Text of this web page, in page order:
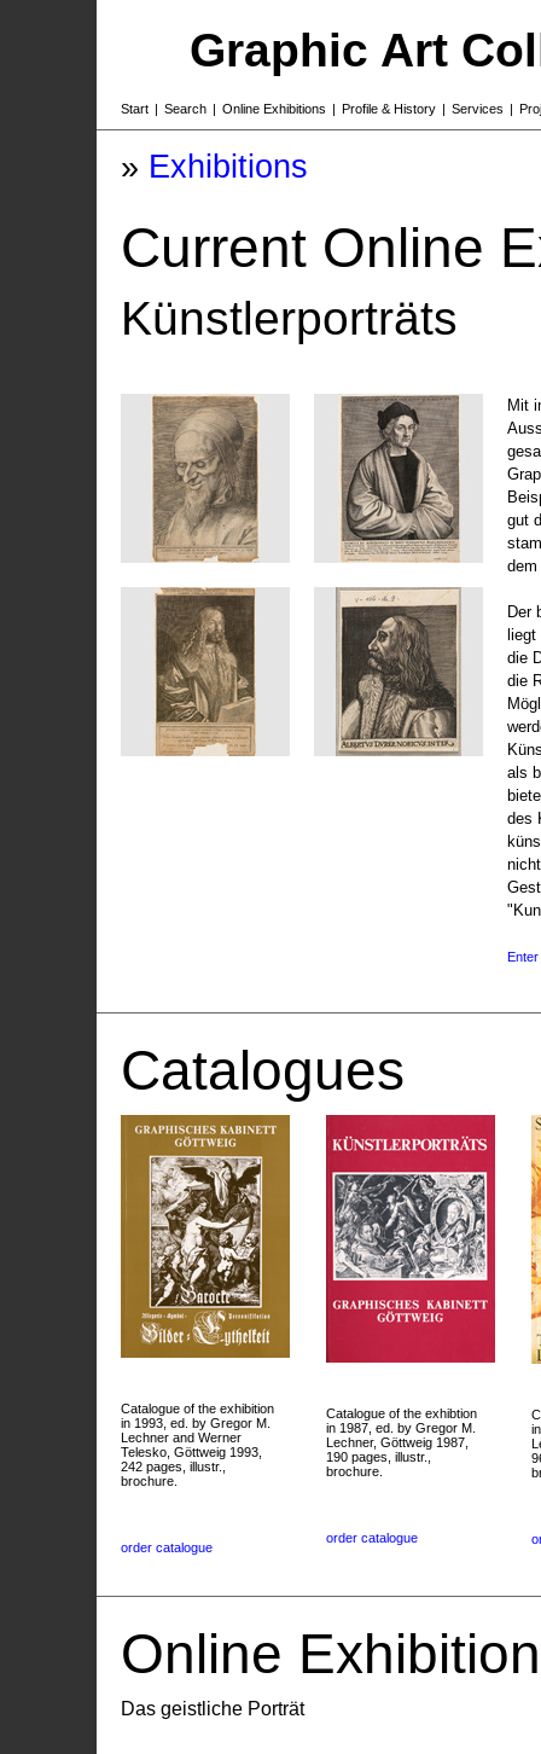
Graphic Art
Start | Search | Online Exhibitions | Profile & History | Services |
» Exhibitions
Current Online
Künstlerporträts
Mit
gut
dem
Der
die
die
als
des
Enter
Catalogues
Catalogue of the exhibition
in 1993, ed. by Gregor M.
Lechner and Werner
Telesko, Göttweig 1993,
242 pages, illustr.,
brochure.
order catalogue
Catalogue of the exhibtion
in 1987, ed. by Gregor M.
Lechner, Göttweig 1987,
190 pages, illustr.,
brochure.
order catalogue
Online
Das geistliche Porträt